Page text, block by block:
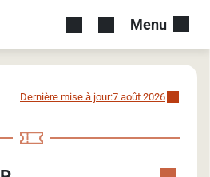
Menu
Dernière mise à jour:7 août 2026